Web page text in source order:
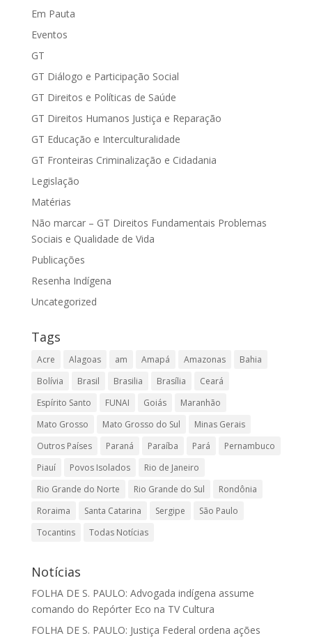
Em Pauta
Eventos
GT
GT Diálogo e Participação Social
GT Direitos e Políticas de Saúde
GT Direitos Humanos Justiça e Reparação
GT Educação e Interculturalidade
GT Fronteiras Criminalização e Cidadania
Legislação
Matérias
Não marcar – GT Direitos Fundamentais Problemas
Sociais e Qualidade de Vida
Publicações
Resenha Indígena
Uncategorized
Tags
Acre Alagoas am Amapá Amazonas
Bahia
Bolívia
Brasil Brasilia Brasília
Ceará
Espírito Santo
FUNAI Goiás
Maranhão
Mato Grosso
Mato Grosso do Sul
Minas Gerais
Outros Países
Paraná Paraíba Pará
Pernambuco
Piauí
Povos Isolados
Rio de Janeiro
Rio Grande do Norte
Rio Grande do Sul
Rondônia
Roraima
Santa Catarina Sergipe
São Paulo
Tocantins
Todas Notícias
Notícias
FOLHA DE S. PAULO: Advogada indígena assume
comando do Repórter Eco na TV Cultura
FOLHA DE S. PAULO: Justiça Federal ordena ações